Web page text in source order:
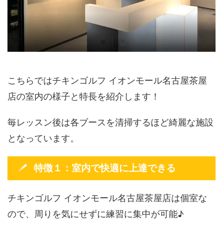
こちらではチキンゴルフ イオンモール名古屋茶屋
店の室内の様子と特長を紹介します！
毎レッスン後は各ブースを清掃するほど綺麗な施設
となっています。
特徴１：室内で快適に上達できる
チキンゴルフ イオンモール名古屋茶屋店は個室な
ので、周りを気にせずに練習に集中が可能♪